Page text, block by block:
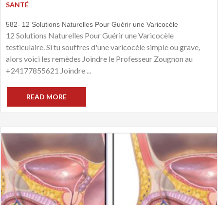
SANTÉ
582- 12 Solutions Naturelles Pour Guérir une Varicocèle
12 Solutions Naturelles Pour Guérir une Varicocèle
testiculaire. Si tu souffres d'une varicocèle simple ou grave,
alors voici les remèdes Joindre le Professeur Zougnon au
+24177855621 Joindre ...
READ MORE